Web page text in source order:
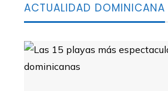
ACTUALIDAD DOMINICANA